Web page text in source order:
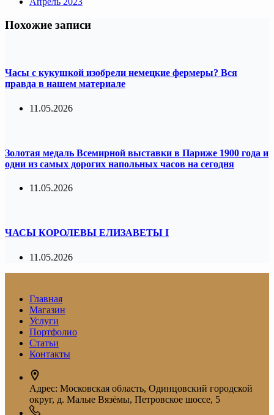
Похожие записи
Часы с кукушкой изобрели немецкие фермеры? Вся
правда в нашем материале
11.05.2026
Золотая медаль Всемирной выставки в Париже 1900 года и
одни из самых дорогих напольных часов на сегодня
11.05.2026
ЧАСЫ КОРОЛЕВЫ ЕЛИЗАВЕТЫ I
11.05.2026
Главная
Магазин
Услуги
Портфолио
Статьи
Контакты
Адрес: Московская область, Одинцовский городской
округ, д. Малые Вязёмы, Петровское шоссе, 5